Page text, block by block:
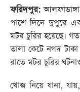
ফরিদপুর:
পাশে দিনে দুপুরে
মটর চুরির হয়েছে।
তালা কেটে নগদ
রাতে মটর চুরির
খোজ নিয়ে যানা,